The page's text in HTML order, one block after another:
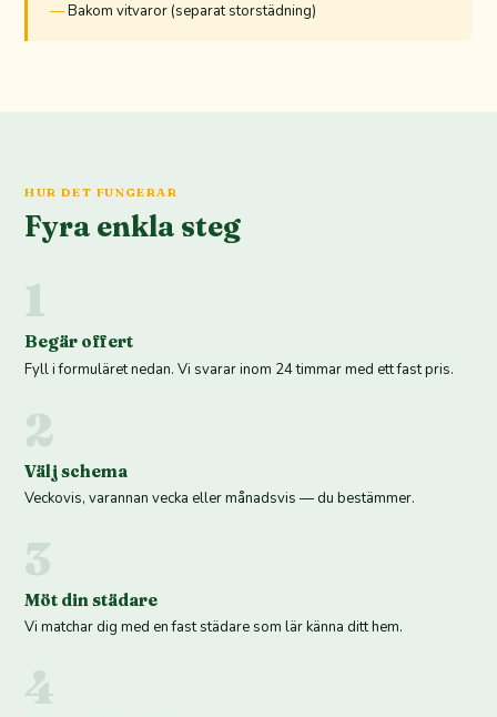
Bakom vitvaror (separat storstädning)
HUR DET FUNGERAR
Fyra enkla steg
1
Begär offert
Fyll i formuläret nedan. Vi svarar inom 24 timmar med ett fast pris.
2
Välj schema
Veckovis, varannan vecka eller månadsvis — du bestämmer.
3
Möt din städare
Vi matchar dig med en fast städare som lär känna ditt hem.
4